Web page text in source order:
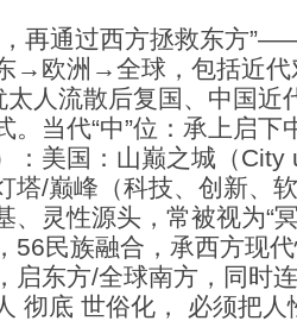
再通过西方拯救东方
→欧洲→全球，包括近代
太人流散后复国、中国近
。当代“中”位：承上启下
：美国：山巅之城（
塔/巅峰（科技、创新、
、灵性源头，常被视为“
56民族融合，承西方现
启东方/全球南方，同时
彻底 世俗化， 必须把